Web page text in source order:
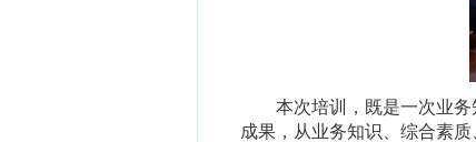
本次培训， 既是一次业务
成果，从业务知识 综合素质